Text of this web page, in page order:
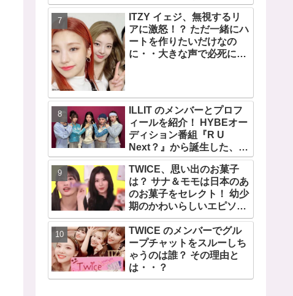
じられてタジタジに
ITZY イェジ、無視するリ
アに激怒！？ ただ一緒にハ
ートを作りたいだけなの
に・・大きな声で必死にア
ILLIT のメンバーとプロフ
ィールを紹介！ HYBEオー
ディション番組『R U
Next？』から誕生した、日
本人のイロハとモカを含む
5人組ガールズグループ！
デビュー曲「Magnetic」が
いきなりの大ヒット
TWICE、思い出のお菓子
は？ サナ＆モモは日本のあ
のお菓子をセレクト！ 幼少
期のかわいらしいエピソー
ドも公開
TWICE のメンバーでグル
ープチャットをスルーしち
ゃうのは誰？ その理由と
は・・？